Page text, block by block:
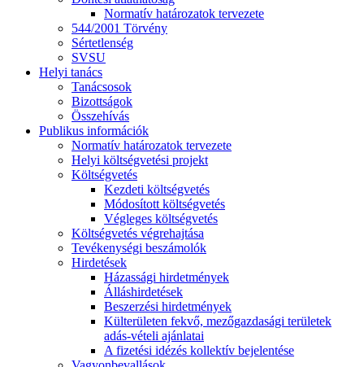
Normatív határozatok tervezete
544/2001 Törvény
Sértetlenség
SVSU
Helyi tanács
Tanácsosok
Bizottságok
Összehívás
Publikus információk
Normatív határozatok tervezete
Helyi költségvetési projekt
Költségvetés
Kezdeti költségvetés
Módosított költségvetés
Végleges költségvetés
Költségvetés végrehajtása
Tevékenységi beszámolók
Hirdetések
Házassági hirdetmények
Álláshirdetések
Beszerzési hirdetmények
Külterületen fekvő, mezőgazdasági területek
adás-vételi ajánlatai
A fizetési idézés kollektív bejelentése